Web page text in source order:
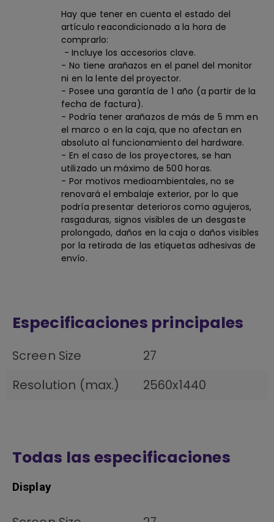
Hay que tener en cuenta el estado del
artículo reacondicionado a la hora de
comprarlo:
- Incluye los accesorios clave.
- No tiene arañazos en el panel del monitor
ni en la lente del proyector.
- Posee una garantía de 1 año (a partir de la
fecha de factura).
- Podría tener arañazos de más de 5 mm en
el marco o en la caja, que no afectan en
absoluto al funcionamiento del hardware.
- En el caso de los proyectores, se han
utilizado un máximo de 500 horas.
- Por motivos medioambientales, no se
renovará el embalaje exterior, por lo que
podría presentar deterioros como agujeros,
rasgaduras, signos visibles de un desgaste
prolongado, daños en la caja o daños visibles
por la retirada de las etiquetas adhesivas de
envío.
Especificaciones principales
Screen Size
27
Resolution (max.)
2560x1440
Todas las especificaciones
Display